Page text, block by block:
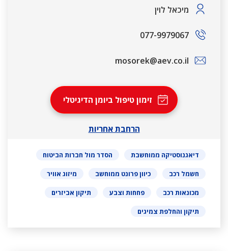
מיכאל לוין
077-9979067
mosorek@aev.co.il
זימון טיפול ביומן הדיגיטלי
הרחבת אחריות
דיאגנוסטיקה ממוחשבת הסדר מול חברות הביטוח
חשמל רכב כיוון פרונט ממוחשב מיזוג אוויר
מכונאות רכב פחחות וצבע תיקון אביזרים
תיקון והחלפת צמיגים